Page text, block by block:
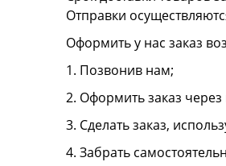
Отправки
Оформить у нас заказ
1. Позвонив нам;
2. Оформить заказ через
3. Сделать заказ,
4. Забрать